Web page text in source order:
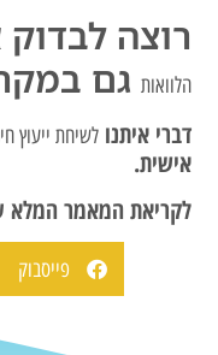
רוצה
הלוואות גם
דברי איתנולשיחת ייעוץ
אישית.
לקריאת המאמר המלא
פייסבוק